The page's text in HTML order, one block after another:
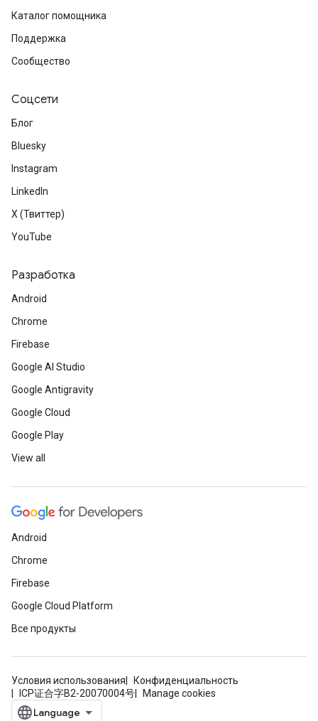
Каталог помощника
Поддержка
Сообщество
Соцсети
Блог
Bluesky
Instagram
LinkedIn
X (Твиттер)
YouTube
Разработка
Android
Chrome
Firebase
Google AI Studio
Google Antigravity
Google Cloud
Google Play
View all
Android
Chrome
Firebase
Google Cloud Platform
Все продукты
Условия использования
Конфиденциальность
ICP证合字B2-20070004号
Manage cookies